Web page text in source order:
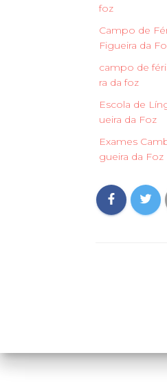
foz
Campo de
Figueira da
campo de
ra da foz
Escola de
ueira da Foz
Exames
gueira da Foz